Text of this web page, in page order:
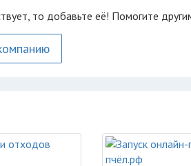
то добавьте её! Помогите